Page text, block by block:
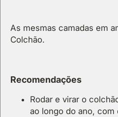
As mesmas camadas em
Colchão.
Recomendações
Rodar e virar o
ao longo do ano, com